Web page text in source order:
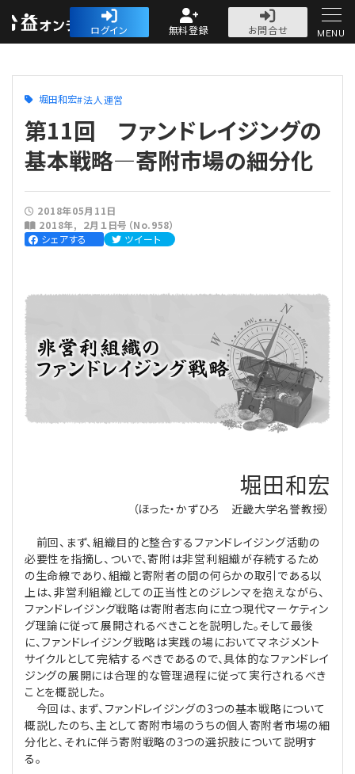
公益・一般法人オ
ログイン 無料登録
お問合せ
人気記事
法人運営
評議員会・社員総会
法改正-法人運営
定期提出書類
電子帳簿保存法
労務
労務
法務
経営
カレンダー
NEWS・TOPIC・特報
【連載】オピニオンリーダーのnote
【連載】会計相談室
【連載】公益法人運営実務の処方箋
【連載】公益法人会計検定試験一問一答
【連載】これからの時代の資産運用
【連載】採用・定着・育成のための人事戦略
【連載】事例に学ぶ立入検査で想定される指摘事項
【連載】シェアコモン200インタビュー
【連載】シェアコモン200 誌上相談室
【連載】実務と税務のポイント
【連載】事務局だよりPLUS
公益・一般法人オンラインとは
登録案内
専門誌一覧
お問合せ
プライバシーポリシー
MENU
堀田和宏 法人運営
第11回 ファンドレイジングの
基本戦略―寄附市場の細分化
2018年05月11日
2018年
２月１日号（No.958）
シェアする
ツイート
堀田和宏
（ほった・かずひろ 近畿大学名誉教授）
前回、まず、組織目的と整合するファンドレイジング活動の
必要性を指摘し、ついで、寄附は非営利組織が存続するため
の生命線であり、組織と寄附者の間の何らかの取引である以
上は、非営利組織としての正当性とのジレンマを抱えながら、
ファンドレイジング戦略は寄附者志向に立つ現代マーケティン
グ理論に従って展開されるべきことを説明した。そして最後
に、ファンドレイジング戦略は実践の場においてマネジメント
サイクルとして完結するべきであるので、具体的なファンドレイ
ジングの展開には合理的な管理過程に従って実行されるべき
ことを概説した。
今回は、まず、ファンドレイジングの3つの基本戦略について
概説したのち、主として寄附市場のうちの個人寄附者市場の細
分化と、それに伴う寄附戦略の3つの選択肢について説明す
る。